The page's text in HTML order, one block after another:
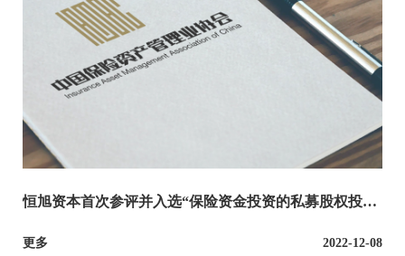
恒旭资本首次参评并入选“保险资金投资的私募股权投资
更多 2022-12-08